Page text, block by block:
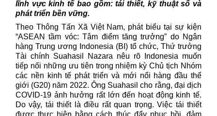
lĩnh vực kinh tế bao gồm: tái thiết, kỹ thuật số và
phát triển bền vững.
Theo Thông Tấn Xã Việt Nam, phát biểu tại sự kiện
“ASEAN tầm vóc: Tâm điểm tăng trưởng” do Ngân
hàng Trung ương
Indonesia (BI) tổ chức, Thứ trưởng
Tài chính Suahasil Nazara nêu rõ Indonesia muốn
tiếp nối những ưu tiên trong nhiệm kỳ Chủ tịch Nhóm
các nền kinh tế phát triển và mới nổi hàng đầu thế
giới (G20) năm 2022. Ông Suahasil cho rằng, đại dịch
COVID-19 ảnh hưởng rất lớn đến hoạt động kinh tế.
Do vậy, tái thiết là điều rất quan trọng. Việc tái thiết
được thực hiện bằng cách thúc đẩy phục hồi, đảm